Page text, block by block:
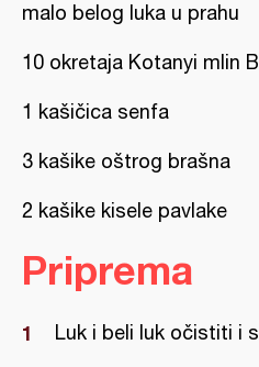
malo belog luka u prahu
10 okretaja Kotanyi mlin
1 kašičica senfa
3 kašike oštrog brašna
2 kašike kisele pavlake
Priprema
Luk i beli luk očistiti i